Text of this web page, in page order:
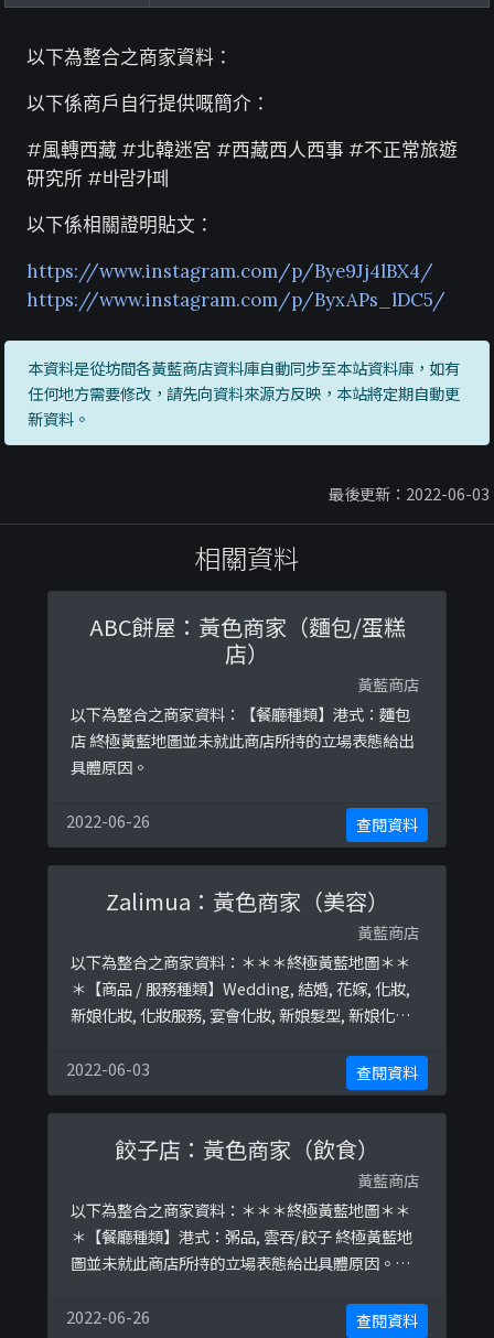
以下為整合之商家資料：
以下係商戶自行提供嘅簡介：
#風轉西藏 #北韓迷宮 #西藏西人西事 #不正常旅遊
研究所 #바람카페
以下係相關證明貼文：
https://www.instagram.com/p/Bye9Jj4lBX4/
https://www.instagram.com/p/ByxAPs_lDC5/
本資料是從坊間各黃藍商店資料庫自動同步至本站資料庫，如有
任何地方需要修改，請先向資料來源方反映，本站將定期自動更
新資料。
最後更新：2022-06-03
相關資料
ABC餅屋：黃色商家（麵包/蛋糕
店）
黃藍商店
以下為整合之商家資料：【餐廳種類】港式：麵包
店 終極黃藍地圖並未就此商店所持的立場表態給出
具體原因。
2022-06-26 查閱資料
Zalimua：黃色商家（美容）
黃藍商店
以下為整合之商家資料：＊＊＊終極黃藍地圖＊＊
＊【商品 / 服務種類】Wedding, 結婚, 花嫁, 化妝,
新娘化妝, 化妝服務, 宴會化妝, 新娘髮型, 新娘化妝
班, 姊妹化妝, 影視廣告化妝, 廣告化妝, 特技化妝終
極黃藍地圖並未就此商店所持的立場表態給出具體
原因。＊＊＊和你查＊＊＊以下係商戶自行提供嘅
簡介：Artiste maq ...
2022-06-03 查閱資料
餃子店：黃色商家（飲食）
黃藍商店
以下為整合之商家資料：＊＊＊終極黃藍地圖＊＊
＊【餐廳種類】港式：粥品, 雲吞/餃子 終極黃藍地
圖並未就此商店所持的立場表態給出具體原因。＊
餐、晚餐、小食、宵夜首選以下係相關證明貼文：
2022-06-26 查閱資料